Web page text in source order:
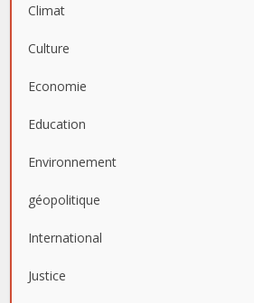
Climat
Culture
Economie
Education
Environnement
géopolitique
International
Justice